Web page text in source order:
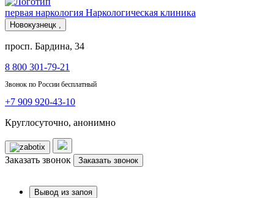
первая наркология Наркологическая клиника
Новокузнецк ,
просп. Бардина, 34
8 800 301-79-21
Звонок по России бесплатный
+7 909 920-43-10
Круглосуточно, анонимно
Заказать звонок Заказать звонок
Вывод из запоя